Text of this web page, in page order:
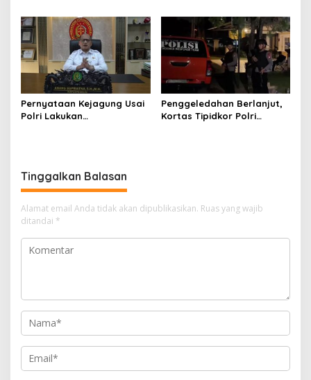
Kejagung RI
Nama Jampidsus
Mendadak Jadi Sorotan
Pernyataan Kejagung Usai
Polri Lakukan
Penggeledahan Berlanjut,
Kortas Tipidkor Polri
Tinggalkan Balasan
Alamat email Anda tidak akan dipublikasikan. Ruas yang wajib
ditandai *